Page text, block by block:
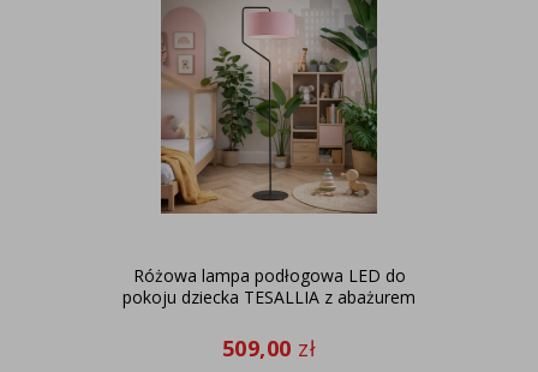
Różowa lampa podłogowa LED do
pokoju dziecka TESALLIA z abażurem
509,00 zł